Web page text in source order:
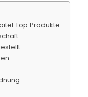
Top Produkte